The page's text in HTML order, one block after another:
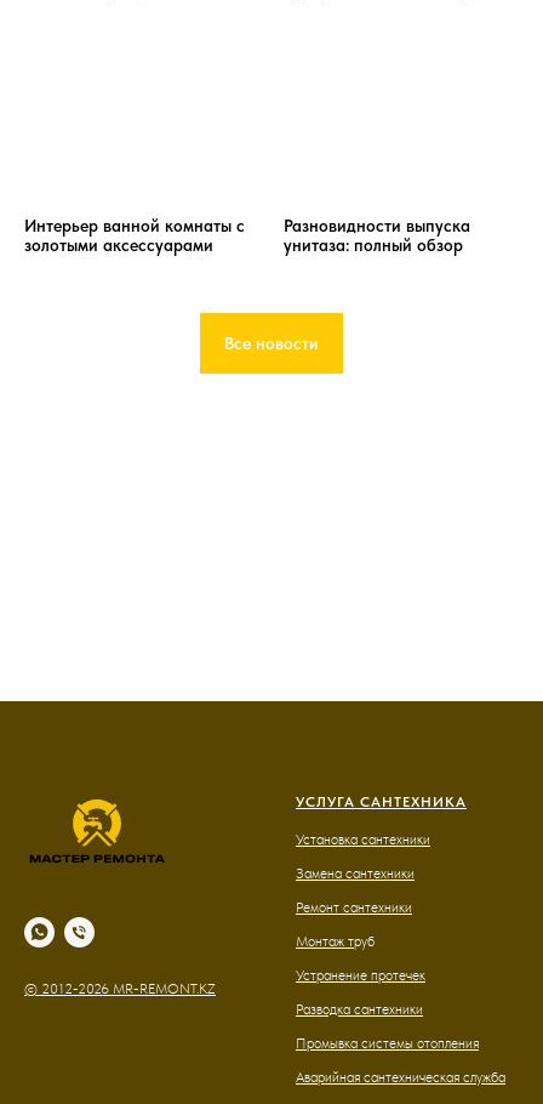
Интерьер ванной комнаты с
золотыми аксессуарами
Разновидности выпуска
унитаза: полный обзор
Все новости
© 2012-2026 MR-REMONT.KZ
УСЛУГА САНТЕХНИКА
Установка сантехники
Замена сантехники
Ремонт сантехники
Монтаж труб
Устранение протечек
Разводка сантехники
Промывка системы отопления
Аварийная сантехническая служба